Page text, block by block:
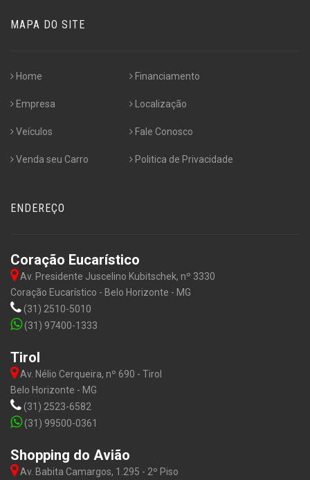
MAPA DO SITE
Home
Empresa
Veículos
Venda seu Carro
Financiamento
Localização
Fale Conosco
Politica de Privacidade
ENDEREÇO
Coração Eucarístico
Av. Presidente Juscelino Kubitschek, nº 3330
Coração Eucarístico - Belo Horizonte - MG
(31) 2510-5010
(31) 97400-1333
Tirol
Av. Nélio Cerqueira, nº 690 - Tirol
Belo Horizonte - MG
(31) 2523-6582
(31) 99500-0361
Shopping do Avião
Av. Babita Camargos, 1.295 - 2º Piso